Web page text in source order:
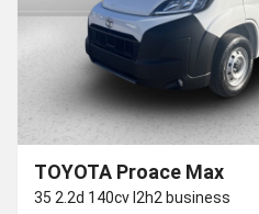
TOYOTA Proace Max
35 2.2d 140cv l2h2 business